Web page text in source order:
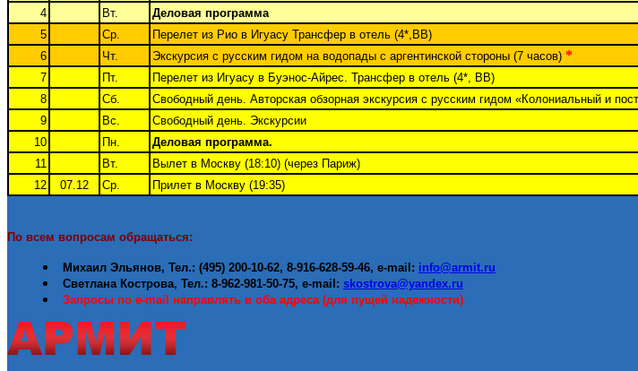
4 Вт.
Деловая программа
5
Ср.
Перелет из Рио в Игуасу Трансфер в отель (4*,BВ)
6
Чт. Экскурсия с русским гидом на водопады с аргентинской стороны (7 часов) *
7 Пт.
Перелет из Игуасу в Буэнос-Айрес. Трансфер в отель (4*, ВВ)
8
Сб. Свободный день. Авторская обзорная экскурсия с русским гидом «Колониальный и
9 Вс.
Свободный день. Экскурсии
10
Пн.
Деловая программа.
11
Вт.
Вылет в Москву (18:10) (через Париж)
12
07.12 Ср. Прилет в Москву (19:35)
По всем вопросам обращаться:
Михаил Эльянов, Тел.: (495) 200-10-62, 8-916-628-59-46, e-mail: info@armit.ru
Светлана Кострова, Тел.: 8-962-981-50-75, e-mail: skostrova@yandex.ru
Запросы по e-mail направлять в оба адреса (для пущей надежности)